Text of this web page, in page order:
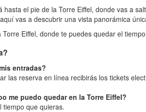
hasta el pie de la Torre Eiffel, donde vas a
vas a descubrir una vista panorámica
Torre Eiffel, donde te puedes quedar el
entradas?
las reserva en línea recibirás los tickets
me puedo quedar en la Torre Eiffel?
tiempo que quieras.